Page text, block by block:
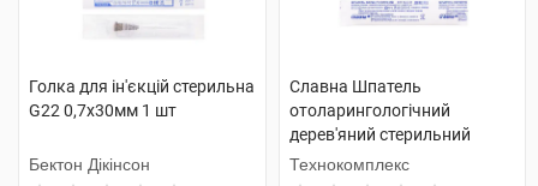
Голка для ін'єкцій стерильна
G22 0,7х30мм 1 шт
Бектон Дікінсон
Славна Шпатель
отоларингологічний
дерев'яний стерильний
1240101 1 шт
Технокомплекс